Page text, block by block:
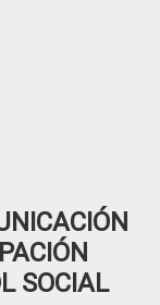
SOCIAL